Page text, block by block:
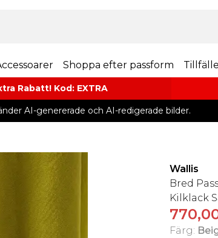
Shoppa efter passform
Rabatt! Kod: EXTRA
AI-genererade och AI-redigerade bilder.
Wallis
Bred
Kilklack
Färg: